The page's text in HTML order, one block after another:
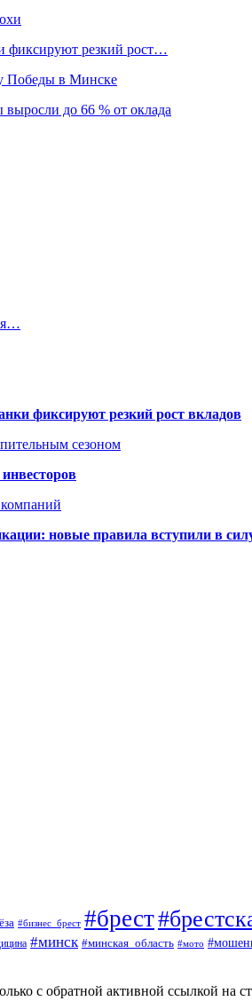
фиксируют резкий рост…
Победы в Минске
до 66 % от оклада
фиксируют резкий рост вкладов
сезоном
новые правила вступили в
#бизнес_брест #брест
#минск #минская_область #мото
с обратной активной ссылкой на